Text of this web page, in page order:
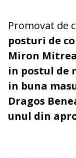
Promovat de
posturi de
Miron
in postul de
in buna
Dragos
unul din